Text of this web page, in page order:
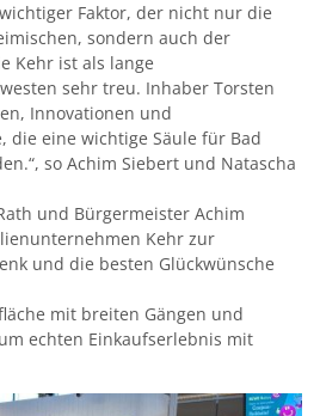
Gesundheit
Kindergärten, Tagesmütter
Kirchen
Kleiderkammer "Aus 2ter Hand"
Schulen
Seniorenarbeit, Gemeindepflegerin
Umwelt
Vorteile für Ehrenamts-Card Inhaber
Faktor, der nicht nur die
sondern auch der
Kehr ist als lange
sehr treu. Inhaber Torsten
Innovationen und
die eine wichtige Säule für Bad
so Achim Siebert und Natascha
und Bürgermeister Achim
Kehr zur
und die besten Glückwünsche
mit breiten Gängen und
echten Einkaufserlebnis mit